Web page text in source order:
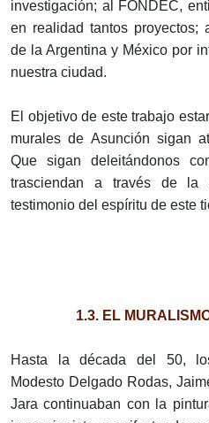
investigación; al FONDEC,
en realidad tantos proyectos;
de la Argentina y México por
nuestra ciudad.
El objetivo de este trabajo
murales de Asunción sigan
Que sigan deleitándonos
trasciendan a través de la
testimonio del espíritu de este
1.3. EL
Hasta la década del 50,
Modesto Delgado Rodas,
Jara continuaban con la